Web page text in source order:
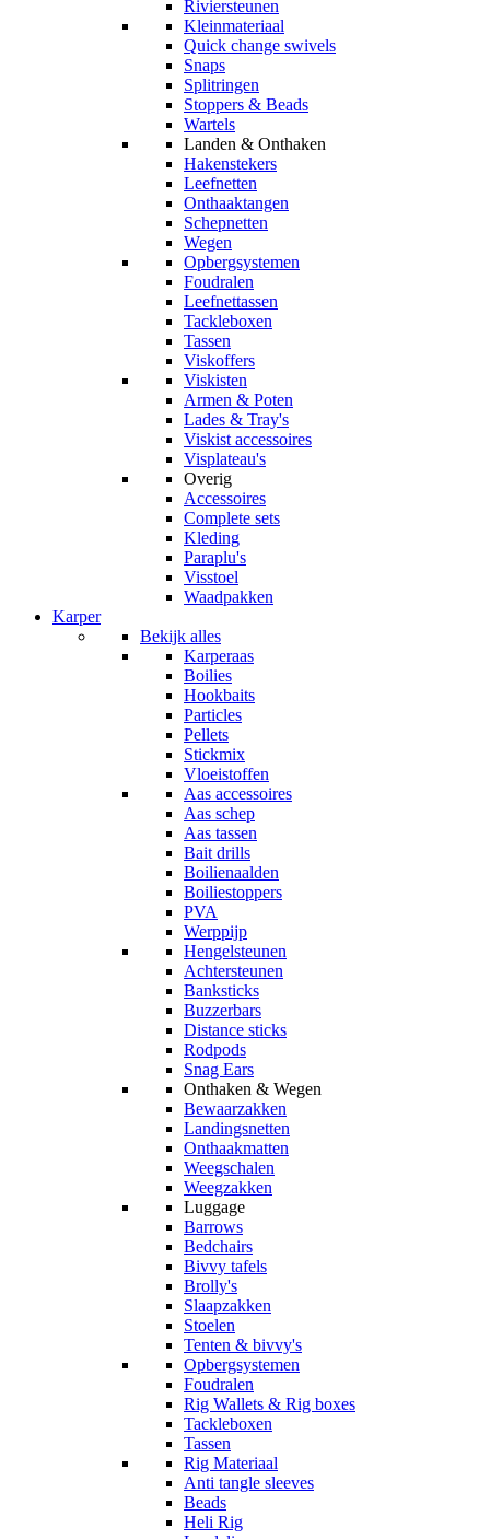
Riviersteunen
Kleinmateriaal
Quick change swivels
Snaps
Splitringen
Stoppers & Beads
Wartels
Landen & Onthaken
Hakenstekers
Leefnetten
Onthaaktangen
Schepnetten
Wegen
Opbergsystemen
Foudralen
Leefnettassen
Tackleboxen
Tassen
Viskoffers
Viskisten
Armen & Poten
Lades & Tray's
Viskist accessoires
Visplateau's
Overig
Accessoires
Complete sets
Kleding
Paraplu's
Visstoel
Waadpakken
Karper
Bekijk alles
Karperaas
Boilies
Hookbaits
Particles
Pellets
Stickmix
Vloeistoffen
Aas accessoires
Aas schep
Aas tassen
Bait drills
Boilienaalden
Boiliestoppers
PVA
Werppijp
Hengelsteunen
Achtersteunen
Banksticks
Buzzerbars
Distance sticks
Rodpods
Snag Ears
Onthaken & Wegen
Bewaarzakken
Landingsnetten
Onthaakmatten
Weegschalen
Weegzakken
Luggage
Barrows
Bedchairs
Bivvy tafels
Brolly's
Slaapzakken
Stoelen
Tenten & bivvy's
Opbergsystemen
Foudralen
Rig Wallets & Rig boxes
Tackleboxen
Tassen
Rig Materiaal
Anti tangle sleeves
Beads
Heli Rig